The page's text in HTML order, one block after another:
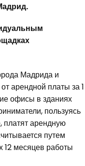
Мадрида и
арендной платы за 1
офисы в зданиях
пользуясь
платят арендную
путем
12 месяцев работы